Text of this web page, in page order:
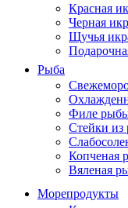
Красная
Черная
Щучья
Рыба
Филе
Стейки
Копченая
Вяленая
Морепродукты